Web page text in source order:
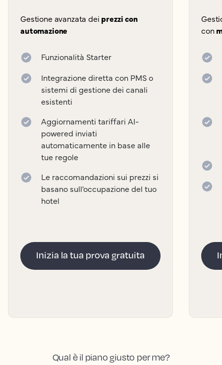
Gestione avanzata dei prezzi con
automazione
Funzionalità Starter
Integrazione diretta con PMS o
sistemi di gestione dei canali
esistenti
Aggiornamenti tariffari AI-
powered inviati
automaticamente in base alle
tue regole
Le raccomandazioni sui prezzi si
basano sull'occupazione del tuo
hotel
Inizia la tua prova gratuita
con
Qual è il piano giusto per me?